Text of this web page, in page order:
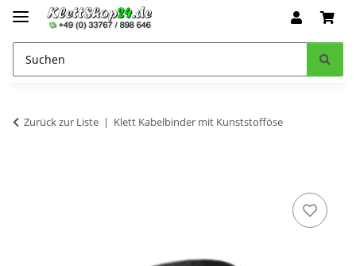
Zurück zur Liste Klett Kabelbinder mit Kunststofföse